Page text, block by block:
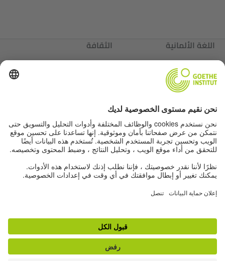
اللغة الألمانية
الثقافة
ألمانيا
عننا
عننا
Autor*innen
بيانات التحرير
حماية البيانات
إعدادات الخصوصية
شروط الاستخدام
عروض أخرى من عالم معهد جوته: